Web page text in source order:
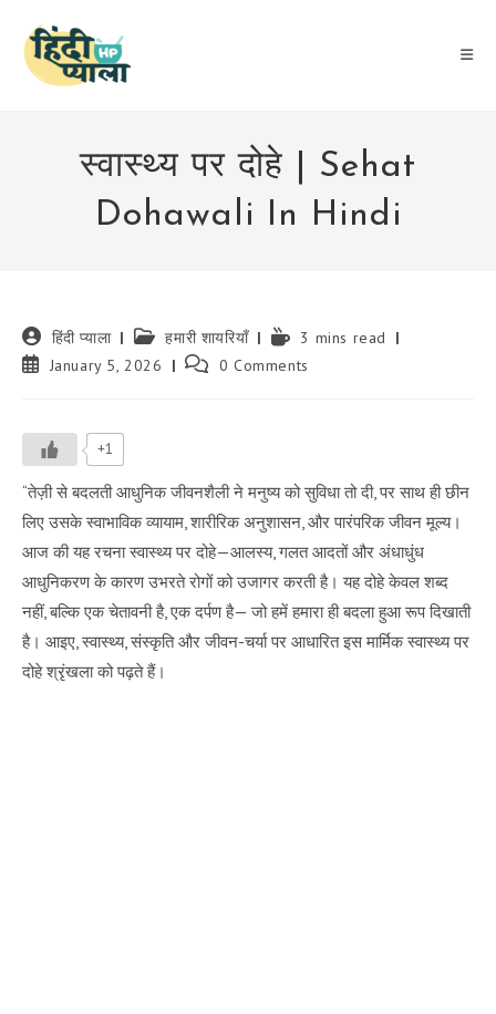
content
स्वास्थ्य पर दोहे | Sehat
Dohawali In Hindi
Post
author:
हिंदी प्याला
Post
category:
हमारी शायरियाँ
Reading
time:
3 mins read
PostJanuary 5, 2026
Post 0 Comments
+1
“तेज़ी से बदलती आधुनिक जीवनशैली ने मनुष्य को सुविधा तो दी, पर साथ ही छीन
लिए उसके स्वाभाविक व्यायाम, शारीरिक अनुशासन, और पारंपरिक जीवन मूल्य।
आज की यह रचना स्वास्थ्य पर दोहे—आलस्य, गलत आदतों और अंधाधुंध
आधुनिकरण के कारण उभरते रोगों को उजागर करती है। यह दोहे केवल शब्द
नहीं, बल्कि एक चेतावनी है, एक दर्पण है— जो हमें हमारा ही बदला हुआ रूप दिखाती
है। आइए, स्वास्थ्य, संस्कृति और जीवन-चर्या पर आधारित इस मार्मिक स्वास्थ्य पर
दोहे श्रृंखला को पढ़ते हैं।